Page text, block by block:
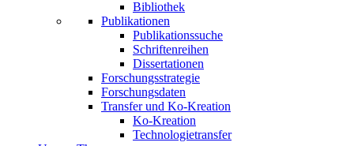
Bibliothek
Publikationen
Publikationssuche
Schriftenreihen
Dissertationen
Forschungsstrategie
Forschungsdaten
Transfer und Ko-Kreation
Ko-Kreation
Technologietransfer